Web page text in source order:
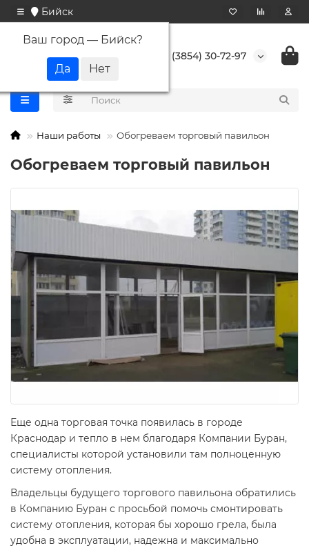
Бийск
Ваш город — Бийск?
+7 (3854) 30-72-97
Наши работы Обогреваем торговый павильон
Обогреваем торговый павильон
Еще одна торговая точка появилась в городе
Краснодар и тепло в нем благодаря Компании Буран,
специалисты которой установили там полноценную
систему отопления.
Владельцы будущего торгового павильона обратились
в Компанию Буран с просьбой помочь смонтировать
систему отопления, которая бы хорошо грела, была
удобна в эксплуатации, надежна и максимально